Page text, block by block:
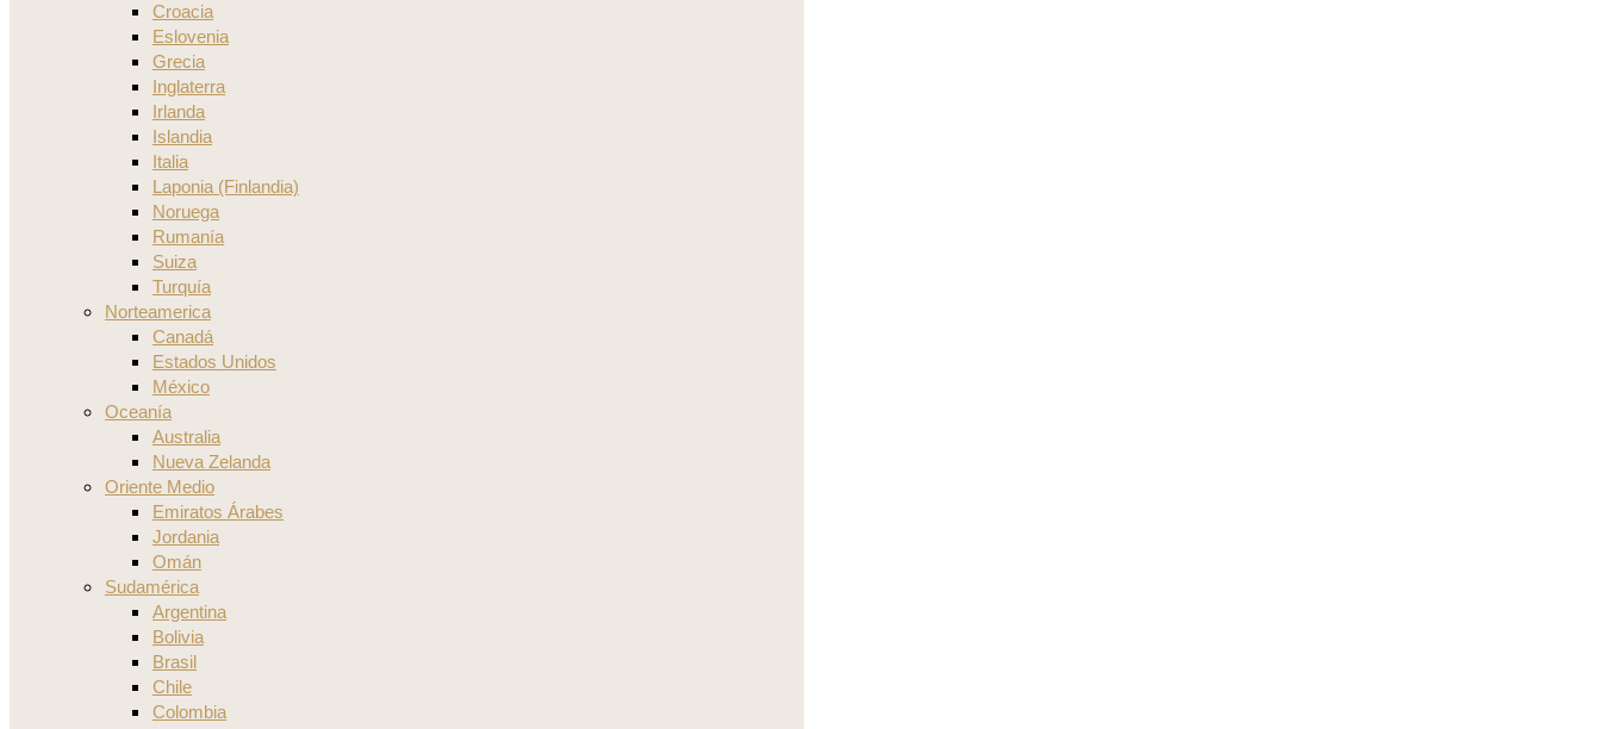
Croacia
Eslovenia
Grecia
Inglaterra
Irlanda
Islandia
Italia
Laponia (Finlandia)
Noruega
Rumanía
Suiza
Turquía
Norteamerica
Canadá
Estados Unidos
México
Oceanía
Australia
Nueva Zelanda
Oriente Medio
Emiratos Árabes
Jordania
Omán
Sudamérica
Argentina
Bolivia
Brasil
Chile
Colombia